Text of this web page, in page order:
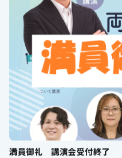
満員御礼 講演会受付終了